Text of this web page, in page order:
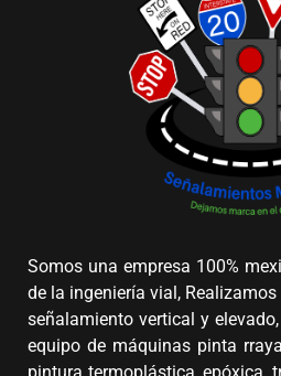
Somos una empresa 100%
de la ingeniería vial,
señalamiento vertical y
equipo de máquinas pinta